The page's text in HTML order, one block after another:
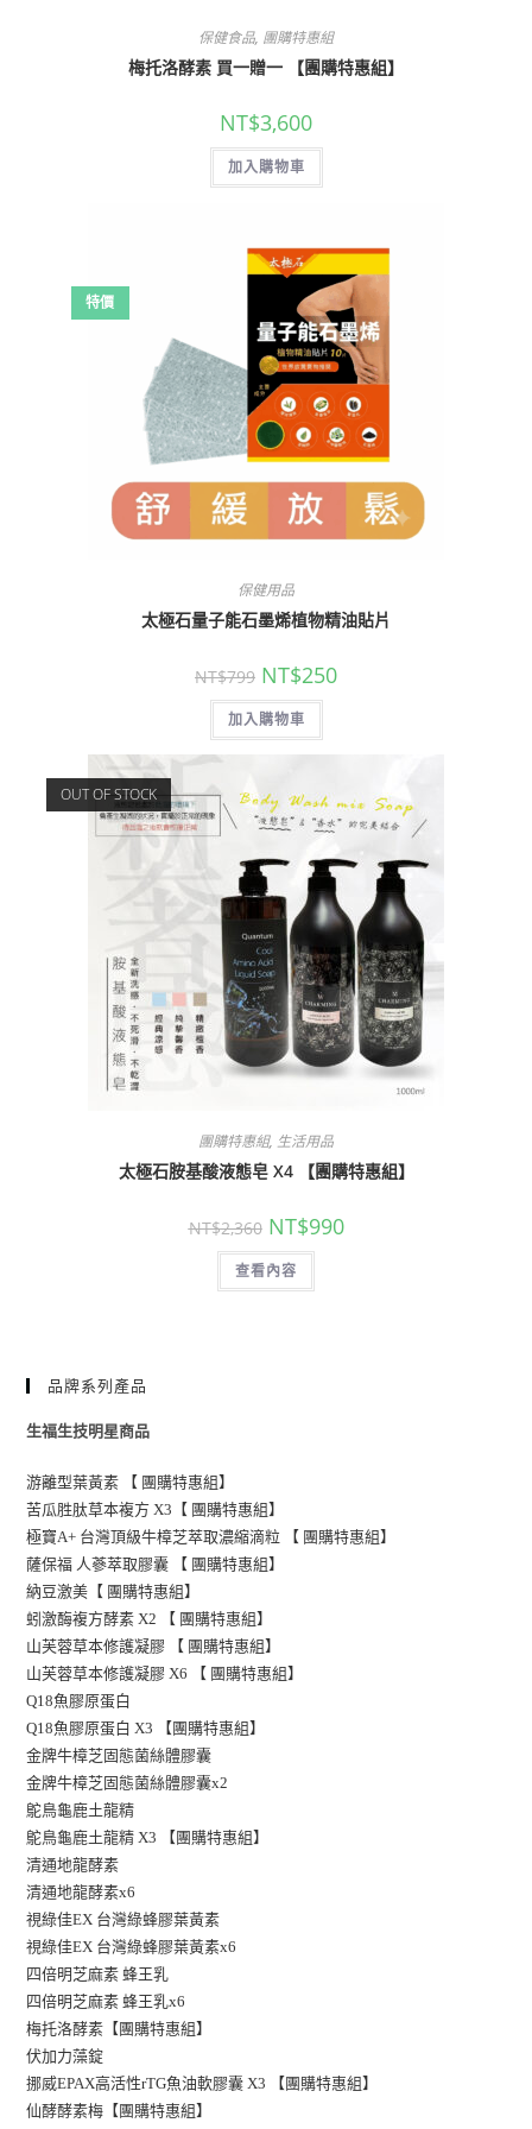
保健食品, 團購特惠組
梅托洛酵素 買一贈一 【團購特惠組】
NT$3,600
加入購物車
特價
保健用品
太極石量子能石墨烯植物精油貼片
NT$799 NT$250
加入購物車
OUT OF STOCK
團購特惠組, 生活用品
太極石胺基酸液態皂 X4 【團購特惠組】
NT$2,360 NT$990
查看內容
品牌系列產品
生福生技明星商品
游離型葉黃素 【 團購特惠組】
苦瓜胜肽草本複方 X3【 團購特惠組】
極寶A+ 台灣頂級牛樟芝萃取濃縮滴粒 【 團購特惠組】
薩保福 人蔘萃取膠囊 【 團購特惠組】
納豆激美【 團購特惠組】
蚓激酶複方酵素 X2 【 團購特惠組】
山芙蓉草本修護凝膠 【 團購特惠組】
山芙蓉草本修護凝膠 X6 【 團購特惠組】
Q18魚膠原蛋白
Q18魚膠原蛋白 X3 【團購特惠組】
金牌牛樟芝固態菌絲體膠囊
金牌牛樟芝固態菌絲體膠囊x2
鴕鳥龜鹿土龍精
鴕鳥龜鹿土龍精 X3 【團購特惠組】
清通地龍酵素
清通地龍酵素x6
視綠佳EX 台灣綠蜂膠葉黃素
視綠佳EX 台灣綠蜂膠葉黃素x6
四倍明芝麻素 蜂王乳
四倍明芝麻素 蜂王乳x6
梅托洛酵素【團購特惠組】
伏加力藻錠
挪威EPAX高活性rTG魚油軟膠囊 X3 【團購特惠組】
仙酵酵素梅【團購特惠組】